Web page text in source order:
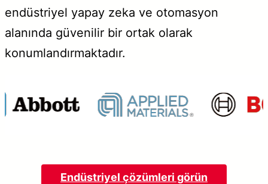
endüstriyel yapay zeka ve otomasyon
alanında güvenilir bir ortak olarak
konumlandırmaktadır.
Endüstriyel çözümleri görün